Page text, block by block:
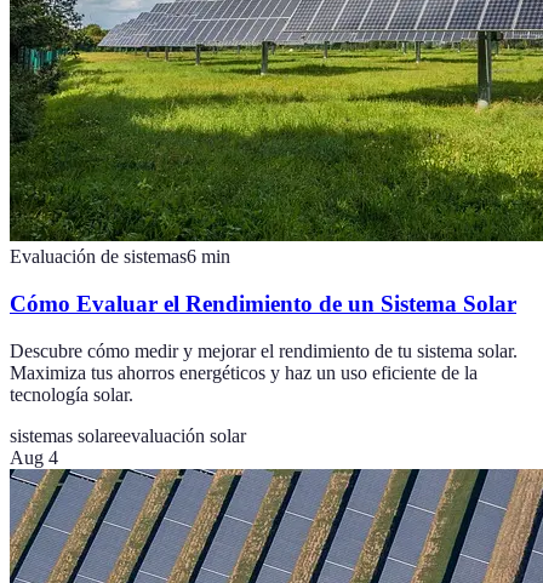
Evaluación de sistemas6 min
Cómo Evaluar el Rendimiento de un Sistema Solar
Descubre cómo medir y mejorar el rendimiento de tu sistema solar.
Maximiza tus ahorros energéticos y haz un uso eficiente de la
tecnología solar.
sistemas solareevaluación solar
Aug 4